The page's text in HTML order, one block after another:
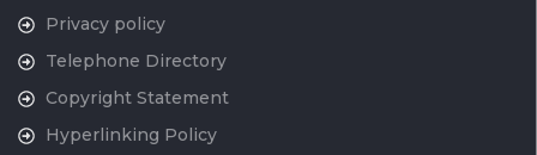
Privacy policy
Telephone Directory
Copyright Statement
Hyperlinking Policy